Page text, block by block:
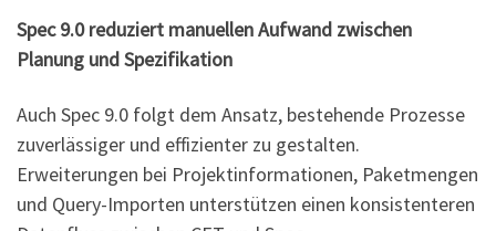
Spec 9.0 reduziert manuellen Aufwand zwischen
Planung und Spezifikation
Auch Spec 9.0 folgt dem Ansatz, bestehende Prozesse
zuverlässiger und effizienter zu gestalten.
Erweiterungen bei Projektinformationen, Paketmengen
und Query-Importen unterstützen einen konsistenteren